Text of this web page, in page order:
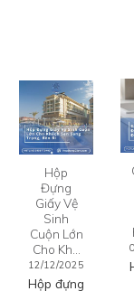
Hộp
Đựng
Giấy Vệ
Sinh
Cuộn Lớn
Cho Kh…
12/12/2025
Hộp đựng